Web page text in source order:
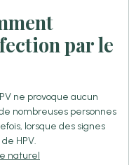
par le
ne provoque aucun
nombreuses personnes
lorsque des signes
HPV.
naturel